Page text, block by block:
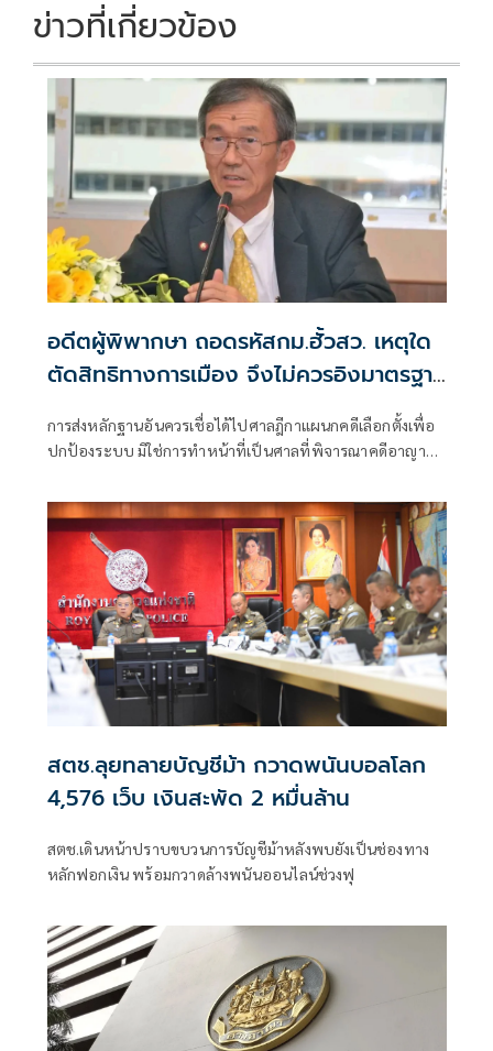
ข่าวที่เกี่ยวข้อง
อดีตผู้พิพากษา ถอดรหัสกม.ฮั้วสว. เหตุใด
ตัดสิทธิทางการเมือง จึงไม่ควรอิงมาตรฐาน
เดียวกับคดีอาญา
การส่งหลักฐานอันควรเชื่อได้ไปศาลฎีกาแผนกคดีเลือกตั้งเพื่อ
ปกป้องระบบ มิใช่การทำหน้าที่เป็นศาลที่พิจารณาคดีอาญา
สตช.ลุยทลายบัญชีม้า กวาดพนันบอลโลก
4,576 เว็บ เงินสะพัด 2 หมื่นล้าน
สตช.เดินหน้าปราบขบวนการบัญชีม้าหลังพบยังเป็นช่องทาง
หลักฟอกเงิน พร้อมกวาดล้างพนันออนไลน์ช่วงฟุ